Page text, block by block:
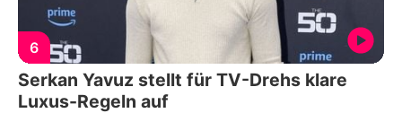
6
Serkan Yavuz stellt für TV-Drehs klare
Luxus-Regeln auf